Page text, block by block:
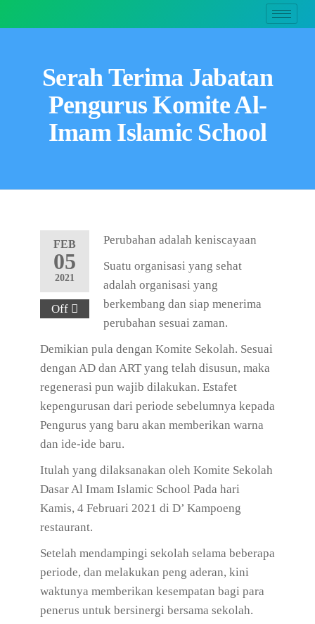
Serah Terima Jabatan
Pengurus Komite Al-
Imam Islamic School
FEB
05
2021
Off
Perubahan adalah keniscayaan
Suatu organisasi yang sehat
adalah organisasi yang
berkembang dan siap menerima
perubahan sesuai zaman.
Demikian pula dengan Komite Sekolah. Sesuai
dengan AD dan ART yang telah disusun, maka
regenerasi pun wajib dilakukan. Estafet
kepengurusan dari periode sebelumnya kepada
Pengurus yang baru akan memberikan warna
dan ide-ide baru.
Itulah yang dilaksanakan oleh Komite Sekolah
Dasar Al Imam Islamic School Pada hari
Kamis, 4 Februari 2021 di D’ Kampoeng
restaurant.
Setelah mendampingi sekolah selama beberapa
periode, dan melakukan peng aderan, kini
waktunya memberikan kesempatan bagi para
penerus untuk bersinergi bersama sekolah.